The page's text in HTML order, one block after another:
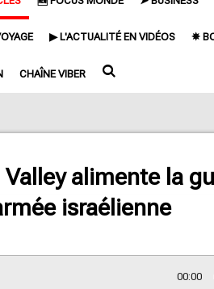
▶ L'ACTUALITÉ EN VIDÉOS ✵
CHAÎNE VIBER
alimente la
israélienne
00:00